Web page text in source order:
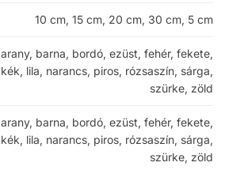
10 cm, 15 cm, 20 cm, 30 cm, 5 cm
arany, barna, bordó, ezüst, fehér, fekete,
kék, lila, narancs, piros, rózsaszín, sárga,
szürke, zöld
arany, barna, bordó, ezüst, fehér, fekete,
kék, lila, narancs, piros, rózsaszín, sárga,
szürke, zöld